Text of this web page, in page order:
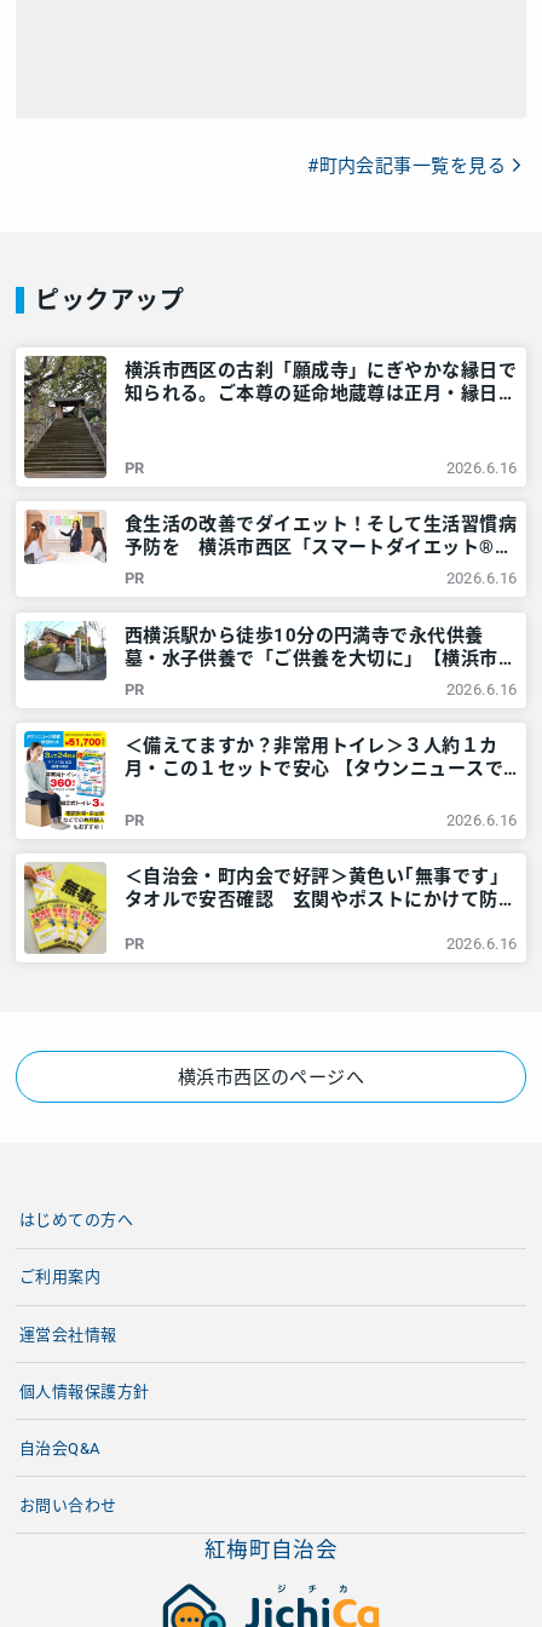
#町内会記事一覧を見る
ピックアップ
横浜市西区の古刹「願成寺」にぎやかな縁日で
知られる。ご本尊の延命地蔵尊は正月・縁日に
PR 2026.6.16
食生活の改善でダイエット！そして生活習慣病
予防を 横浜市西区「スマートダイエット®教
室」をレポート – 神奈川・東京多摩のご近所
情報 – レアリア
PR 2026.6.16
西横浜駅から徒歩10分の円満寺で永代供養
墓・水子供養で「ご供養を大切に」【横浜市西
区】 – 神奈川・東京多摩のご近所情報 – レア
リア
PR 2026.6.16
＜備えてますか？非常用トイレ＞３人約１カ
月・この１セットで安心 【タウンニュースで
レアリア
PR 2026.6.16
＜自治会・町内会で好評＞黄色い｢無事です｣
タオルで安否確認 玄関やポストにかけて防災
アリア
PR 2026.6.16
横浜市西区のページへ
紅梅町自治会
はじめての方へ
ご利用案内
運営会社情報
個人情報保護方針
自治会Q&A
お問い合わせ